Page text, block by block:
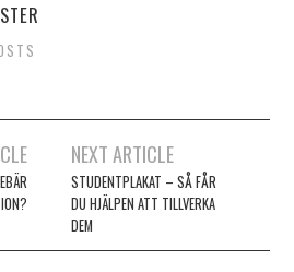
NEXT ARTICLE
STUDENTPLAKAT – SÅ FÅR
DU HJÄLPEN ATT TILLVERKA
DEM